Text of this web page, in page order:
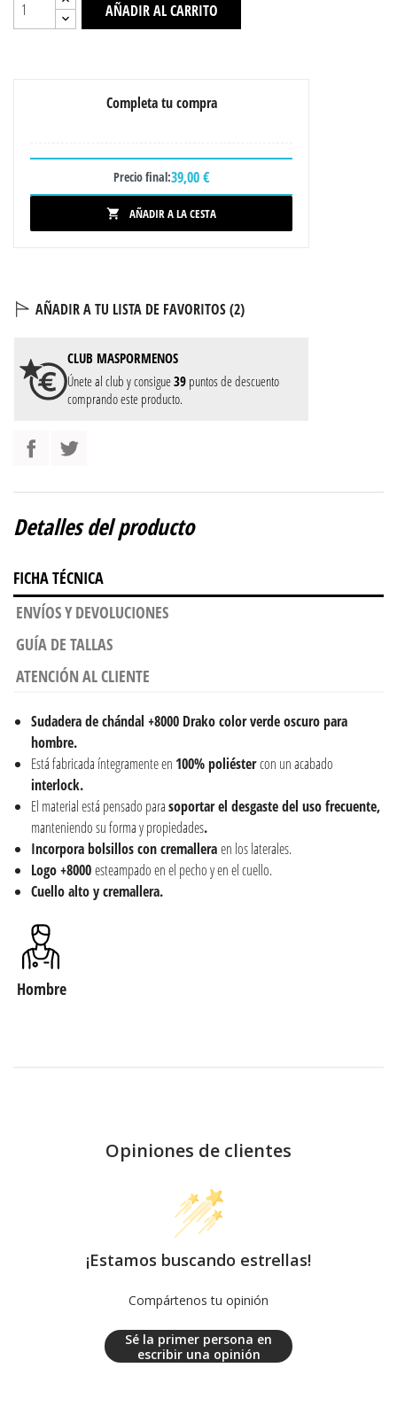
AÑADIR AL CARRITO
Completa tu compra
Precio final:39,00 €
 AÑADIR A LA CESTA
AÑADIR A TU LISTA DE FAVORITOS (2)
CLUB MASPORMENOS
Únete al club y consigue39 puntos de descuento
comprando este producto.
Detalles del producto
FICHA TÉCNICA
ENVÍOS Y DEVOLUCIONES
GUÍA DE TALLAS
ATENCIÓN AL CLIENTE
Sudadera de chándal +8000 Drako color verde oscuro para
hombre.
Está fabricada íntegramente en 100% poliéstercon un acabado
interlock.
El material está pensado parasoportar el desgaste del uso frecuente,
manteniendo su forma y propiedades.
Incorpora bolsillos con cremalleraen los laterales.
Logo +8000esteampado en el pecho y en el cuello.
Cuello alto y cremallera.
Hombre
Opiniones de clientes
¡Estamos buscando estrellas!
Compártenos tu opinión
Sé la primer persona en
escribir una opinión